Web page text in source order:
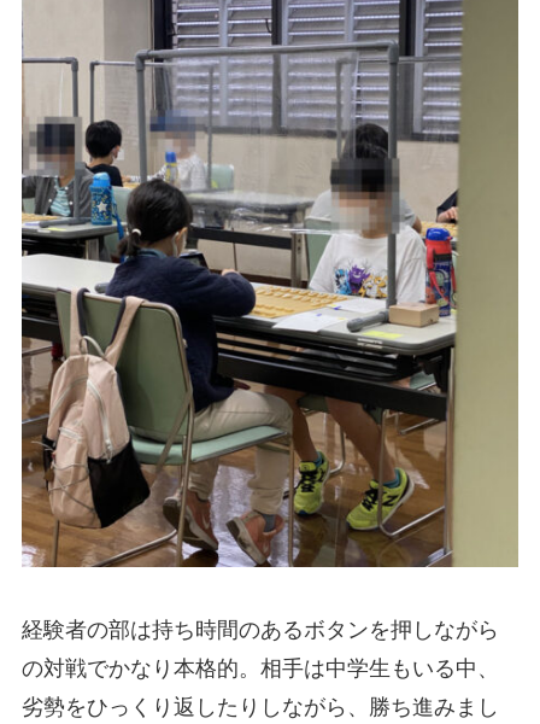
経験者の部は持ち時間のあるボタンを押しながら
の対戦でかなり本格的。相手は中学生もいる中、
劣勢をひっくり返したりしながら、勝ち進みまし